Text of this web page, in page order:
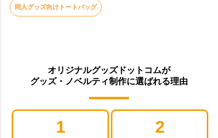
同人グッズ向けトートバッグ
オリジナルグッズドットコムが
グッズ・ノベルティ制作に選ばれる理由
1 2